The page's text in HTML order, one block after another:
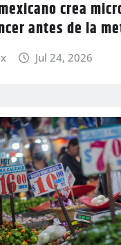
crea
antes de la
Jul 24, 2026